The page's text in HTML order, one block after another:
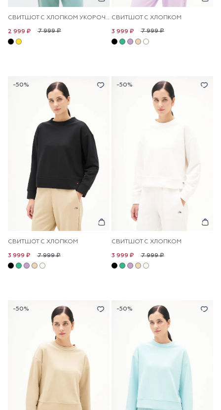
СВИТШОТ С ХЛОПКОМ УКОРОЧЕННЫЙ
7 999 ₽
2 999 ₽
СВИТШОТ С ХЛОПКОМ
7 999 ₽
3 999 ₽
-50%
СВИТШОТ С ХЛОПКОМ
7 999 ₽
3 999 ₽
-50%
СВИТШОТ С ХЛОПКОМ
7 999 ₽
3 999 ₽
-50% -50%